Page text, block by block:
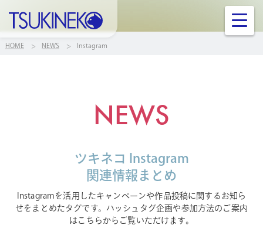
お問い合せ
HOME NEWS Instagram
NEWS
ツキネコ Instagram
関連情報まとめ
Instagramを活用したキャンペーンや作品投稿に関するお知ら
せをまとめたタグです。 ハッシュタグ企画や参加方法のご案内
はこちらからご覧いただけます。